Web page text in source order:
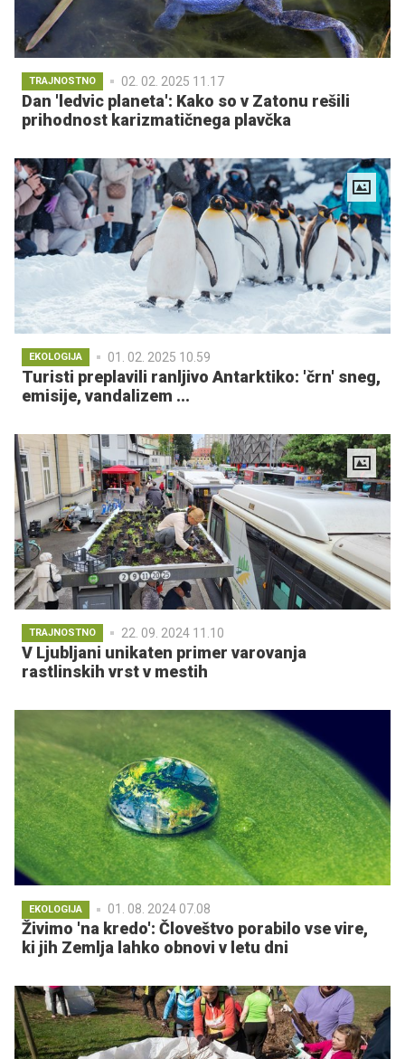
TRAJNOSTNO 02. 02. 2025 11.17
Dan 'ledvic planeta': Kako so v Zatonu rešili
prihodnost karizmatičnega plavčka
EKOLOGIJA 01. 02. 2025 10.59
Turisti preplavili ranljivo Antarktiko: 'črn' sneg,
emisije, vandalizem ...
TRAJNOSTNO 22. 09. 2024 11.10
V Ljubljani unikaten primer varovanja
rastlinskih vrst v mestih
EKOLOGIJA 01. 08. 2024 07.08
Živimo 'na kredo': Človeštvo porabilo vse vire,
ki jih Zemlja lahko obnovi v letu dni